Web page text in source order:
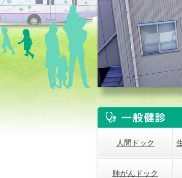
人間ドック
肺がんドック